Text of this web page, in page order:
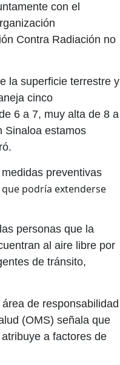
con el
Contra Radiación no
la superficie terrestre y
cinco
6 a 7, muy alta de 8 a
Sinaloa estamos
preventivas
que podría extenderse
personas que la
al aire libre por
de tránsito,
de responsabilidad
(OMS) señala que
a factores de